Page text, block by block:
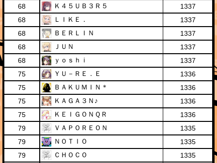
68
Ｋ４５ＵＢ３Ｒ５
1337
68
ＬＩＫＥ．
1337
68
ＢＥＲＬＩＮ
1337
68
ＪＵＮ
1337
68
ｙｏｓｈｉ
1337
75
ＹＵ－ＲＥ．Ｅ
1336
75
ＢＡＫＵＭＩＮ＊
1336
75
ＫＡＧＡ３Ｎ♪
1336
75
ＫＥＩＧＯＮＱＲ
1336
79
ＶＡＰＯＲＥＯＮ
1335
79
ＮＯＴＩＯ
1335
79
ＣＨＯＣＯ
1335